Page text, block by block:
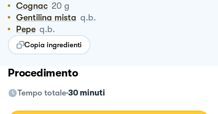
Cognac 20 g
Gentilina mista q.b.
Pepe q.b.
Copia ingredienti
Procedimento
Tempo totale 30 minuti